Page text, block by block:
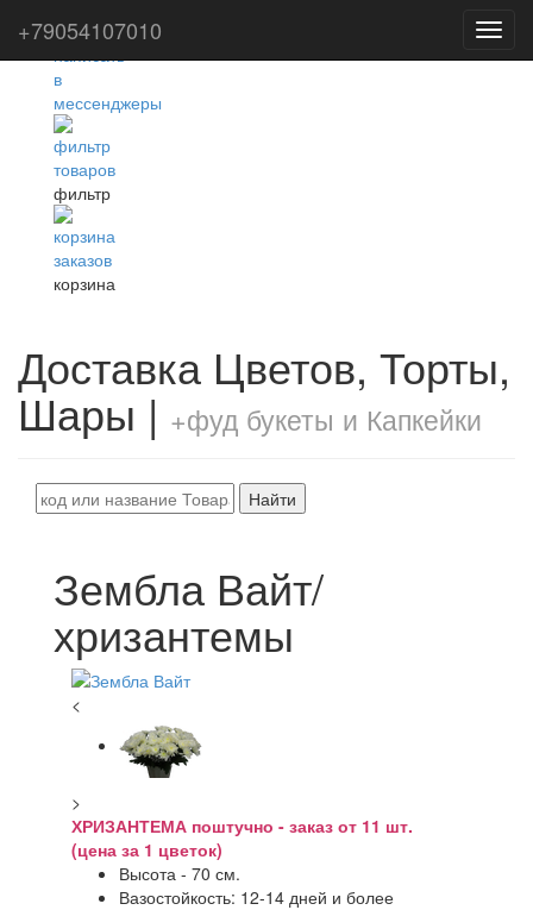
фильтр
корзина
Доставка Цветов, Торты,
Шары | +фуд букеты и Капкейки
Найти
Зембла Вайт/
хризантемы
<
>
ХРИЗАНТЕМА поштучно - заказ от 11 шт.
(цена за 1 цветок)
Высота - 70 см.
Вазостойкость: 12-14 дней и более
+79054107010